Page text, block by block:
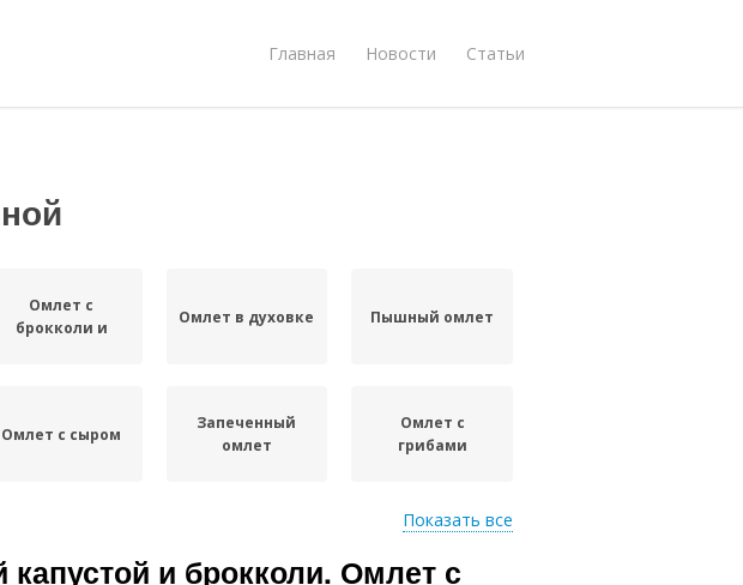
Главная Новости Статьи
Омлет с
брокколи и
Омлет в духовке Пышный омлет
Омлет с сыром
Запеченный
омлет
Омлет с
грибами
омлет
Показать все
и брокколи. Омлет с